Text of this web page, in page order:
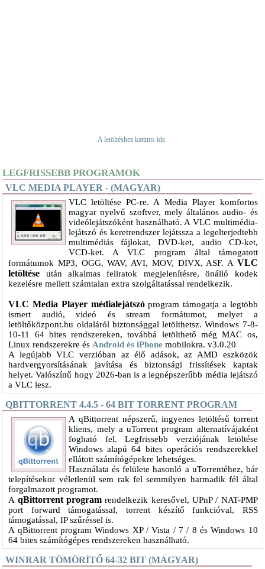
A letöltéshez kattints ide.
LEGFRISSEBB PROGRAMOK
VLC MEDIA PLAYER - (MAGYAR)
VLC letöltése PC-re. A Media Player komfortos
magyar nyelvű szoftver, mely általános audio- és
videólejátszóként használható. A VLC multimédia-
lejátszó és keretrendszer lejátssza a legelterjedtebb
multimédiás fájlokat, DVD-ket, audio CD-ket,
VCD-ket. A VLC program által támogatott
formátumok MP3, OGG, WAV, AVI, MOV, DIVX, ASF. A VLC
letöltése után alkalmas feliratok megjelenítésre, önálló kodek
kezelésre mellett számtalan extra szolgáltatással rendelkezik.
VLC Media Player médialejátszóprogram támogatja a legtöbb
ismert audió, videó és stream formátumot, melyet a
letöltőközpont.hu oldaláról biztonsággal letölthetsz. Windows 7-8-
10-11 64 bites rendszereken, továbbá letölthető még MAC os,
Linux rendszerekre és Android és iPhone mobilokra. v3.0.20
A legújabb VLC verzióban az élő adások, az AMD eszközök
hardvergyorsításának javítása és biztonsági frissítések kaptak
helyet. Valószínű hogy 2026-ban is a legnépszerűbb média lejátszó
a VLC lesz.
QBITTORRENT 4.4.5 - 64 BIT TORRENT PROGRAM
A qBittorrent népszerű, ingyenes letöltésű torrent
kliens, mely a uTorrent program alternatívájaként
fogható fel. Legfrissebb verziójának letöltése
Windows alapú 64 bites operációs rendszerekkel
ellátott számítógépekre lehetséges.
Használata és felülete hasonló a uTorrentéhez, bár
telepítésekor véletlenül sem rak fel semmilyen harmadik fél által
forgalmazott programot.
A qBittorrent programrendelkezik keresővel, UPnP / NAT-PMP
port forward támogatással, torrent készítő funkcióval, RSS
támogatással, IP szűréssel is.
A qBittorrent program Windows XP / Vista / 7 / 8 és Windows 10
64 bites számítógépes rendszereken használható.
WINRAR TÖMÖRÍTŐ 64-32 BIT (MAGYAR)